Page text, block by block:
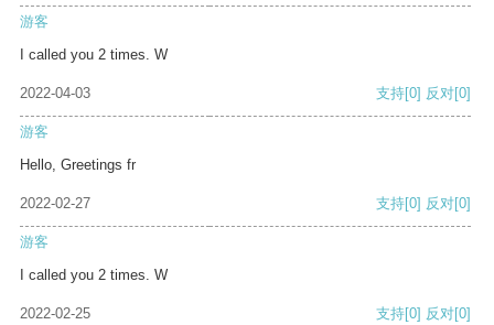
游客
I called you 2 times. W
2022-04-03 支持[0] 反对[0]
游客
Hello, Greetings fr
2022-02-27 支持[0] 反对[0]
游客
I called you 2 times. W
2022-02-25 支持[0] 反对[0]